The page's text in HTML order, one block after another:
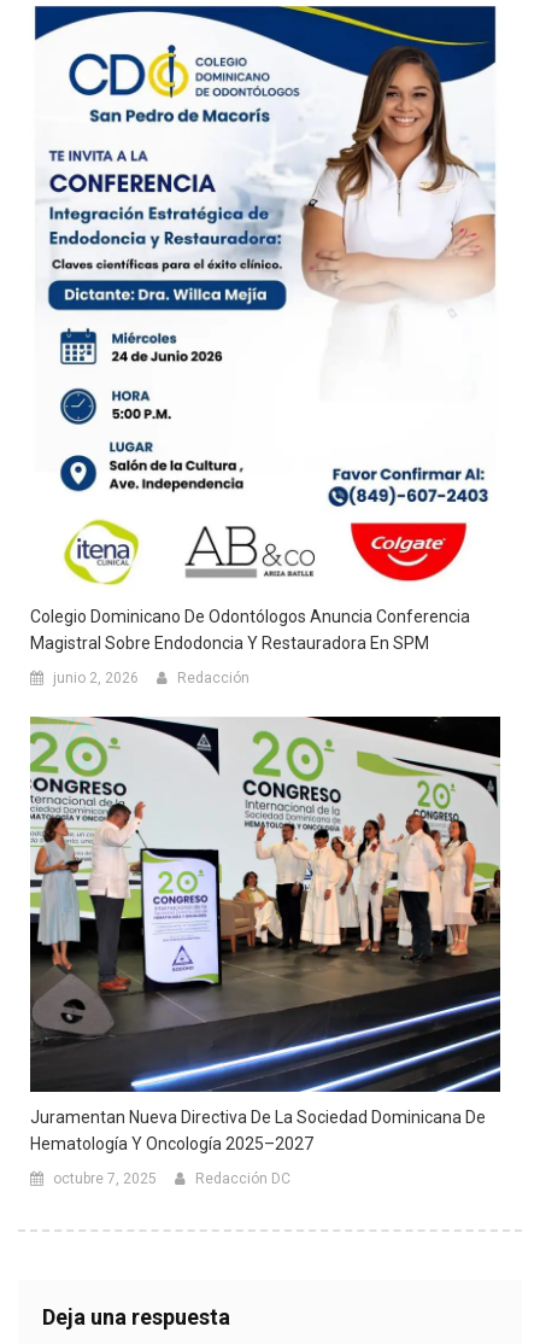
Colegio Dominicano De Odontólogos Anuncia Conferencia
Magistral Sobre Endodoncia Y Restauradora En SPM
junio 2, 2026 Redacción
Juramentan Nueva Directiva De La Sociedad Dominicana De
Hematología Y Oncología 2025–2027
octubre 7, 2025 Redacción DC
Deja una respuesta